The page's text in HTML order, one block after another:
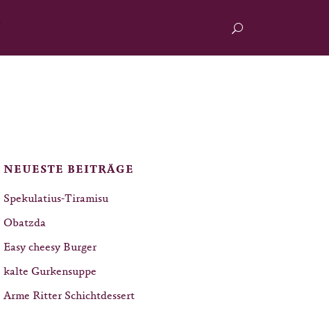
NEUESTE BEITRÄGE
Spekulatius-Tiramisu
Obatzda
Easy cheesy Burger
kalte Gurkensuppe
Arme Ritter Schichtdessert